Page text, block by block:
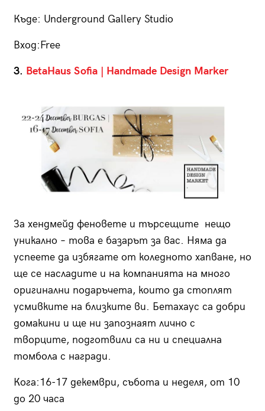
Къде: Underground Gallery Studio
Вход:Free
3. BetaHaus Sofia | Handmade Design Marker
За хендмейд феновете и търсещите нещо
уникално – това е базарът за вас. Няма да
успеете да избягате от коледното хапване, но
ще се насладите и на компанията на много
оригинални подаръчета, които да стоплят
усмивките на близките ви. Бетахаус са добри
домакини и ще ни запознаят лично с
творците, подготвили са ни и специална
томбола с награди.
Кога:16-17 декември, събота и неделя, от 10
до 20 часа